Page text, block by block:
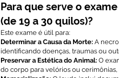
Para que serve o
(de 19 a 30 quilos)?
Este exame é útil para:
Determinar a Causa da Morte: A
identificando doenças, traumas ou
Preservar a Estética do Animal: O
do corpo para velórios ou